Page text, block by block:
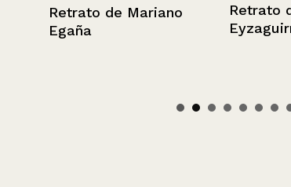
Retrato de Mariano
Egaña
Retrato de
Eyzaguirre